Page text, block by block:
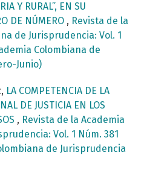
Y RURAL”, EN SU
DE NÚMERO , Revista de la
de Jurisprudencia: Vol. 1
Colombiana de
Junio)
LA COMPETENCIA DE LA
DE JUSTICIA EN LOS
, Revista de la Academia
Vol. 1 Núm. 381
de Jurisprudencia